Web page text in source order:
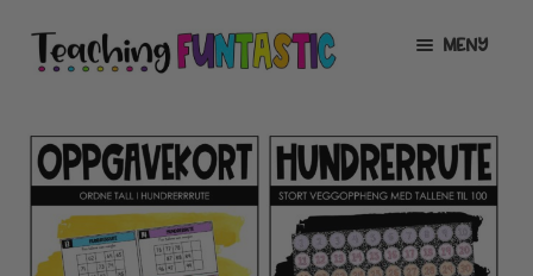
Hopp
til
Hopp
til
MENY
UNDERMENY
MIN KONTO
GRATIS
UTVID
UNDERMENY